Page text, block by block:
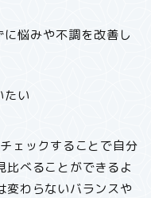
悩みや不調を改善し
たい
ェックすることで自分
比べることができるよ
変わらないバランスや